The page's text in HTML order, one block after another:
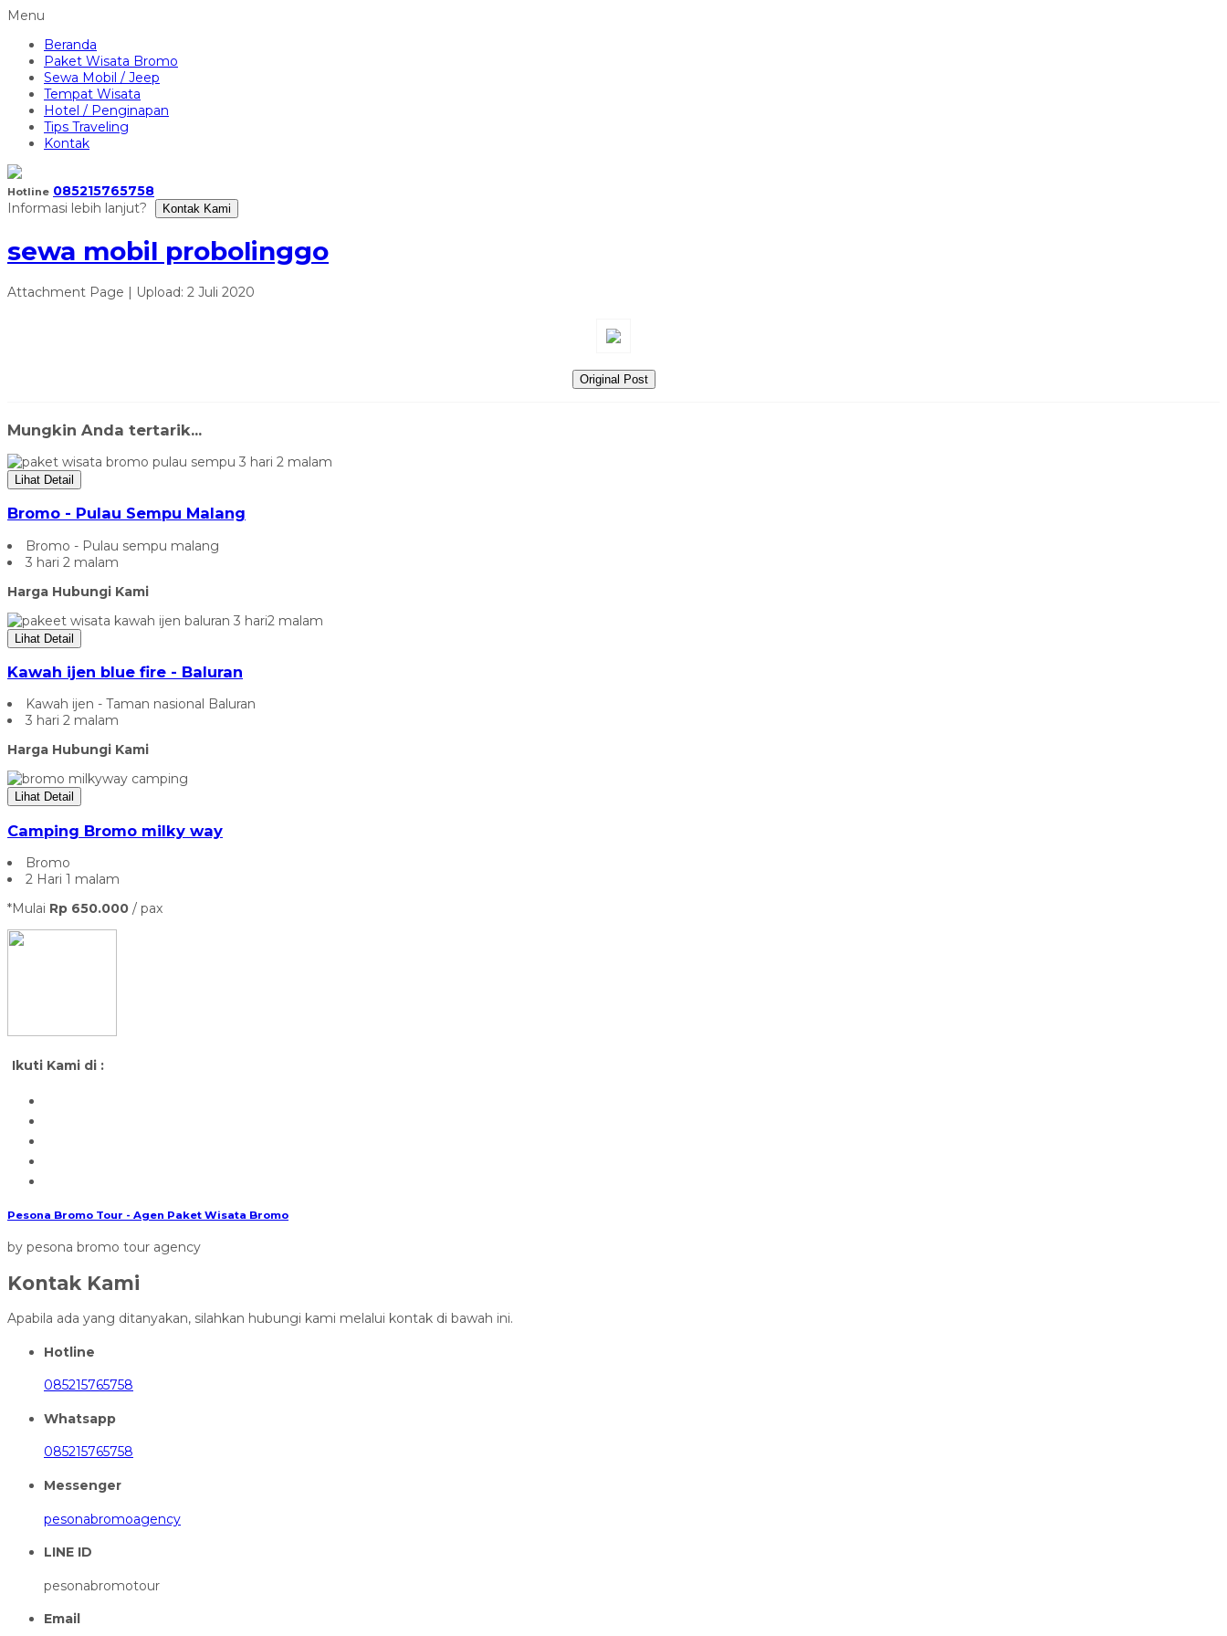
Menu
Beranda
Paket Wisata Bromo
Sewa Mobil / Jeep
Tempat Wisata
Hotel / Penginapan
Tips Traveling
Kontak
Hotline 085215765758
Informasi lebih lanjut?
Kontak Kami
sewa mobil probolinggo
Attachment Page | Upload: 2 Juli 2020
Original Post
Mungkin Anda tertarik...
Lihat Detail
Bromo - Pulau Sempu Malang
Bromo - Pulau sempu malang
3 hari 2 malam
Harga Hubungi Kami
Lihat Detail
Kawah ijen blue fire - Baluran
Kawah ijen - Taman nasional Baluran
3 hari 2 malam
Harga Hubungi Kami
Lihat Detail
Camping Bromo milky way
Bromo
2 Hari 1 malam
*Mulai Rp 650.000 / pax
Ikuti Kami di :
Pesona Bromo Tour - Agen Paket Wisata Bromo
by pesona bromo tour agency
Kontak Kami
Apabila ada yang ditanyakan, silahkan hubungi kami melalui kontak di bawah ini.
Hotline
085215765758
Whatsapp
085215765758
Messenger
pesonabromoagency
LINE ID
pesonabromotour
Email